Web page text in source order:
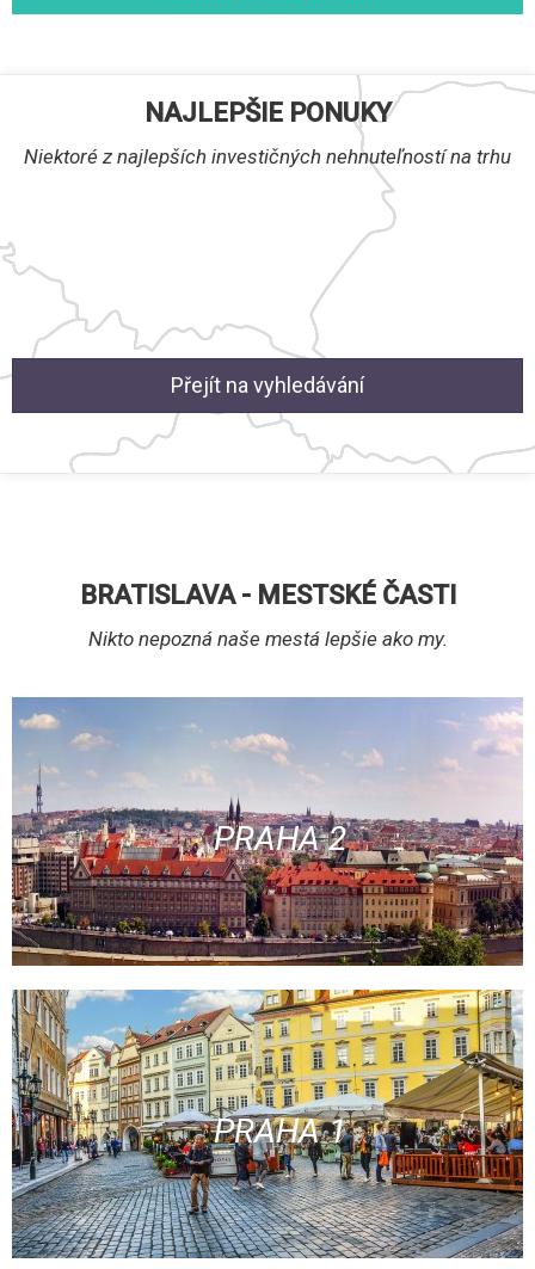
NAJLEPŠIE PONUKY
Niektoré z najlepších investičných nehnuteľností na trhu
Přejít na vyhledávání
BRATISLAVA - MESTSKÉ ČASTI
Nikto nepozná naše mestá lepšie ako my.
PRAHA 2
PRAHA 1